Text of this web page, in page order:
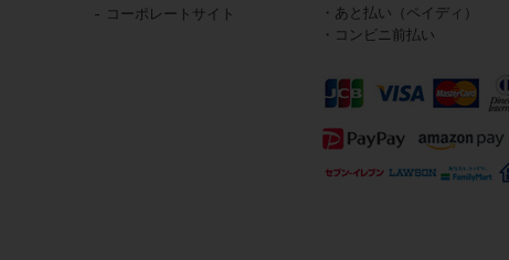
コーポレートサイト
・あと払い（ペイディ）
・コンビニ前払い